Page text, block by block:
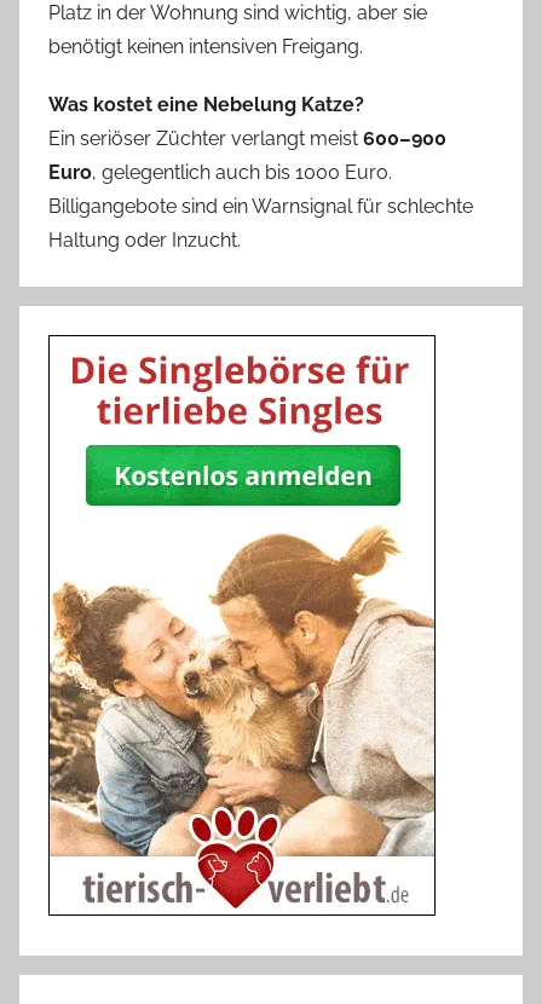
Platz in der Wohnung sind wichtig, aber sie
benötigt keinen intensiven Freigang.
Was kostet eine Nebelung Katze?
Ein seriöser Züchter verlangt meist 600–900
Euro, gelegentlich auch bis 1000 Euro.
Billigangebote sind ein Warnsignal für schlechte
Haltung oder Inzucht.